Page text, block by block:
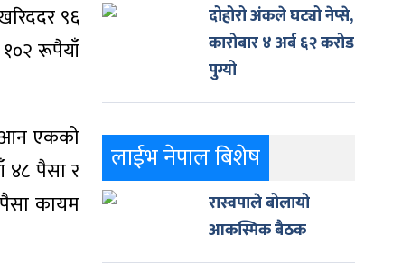
९६
रूपैयाँ
एकको
४८ पैसा र
कायम
दोहोरो अंकले घट्यो नेप्से,
कारोबार ४ अर्ब ६२ करोड
पुग्यो
लाईभ नेपाल बिशेष
रास्वपाले बोलायो
आकस्मिक बैठक